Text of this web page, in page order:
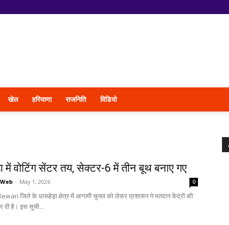
खेल हरियाणा राजनिति विडियो
में वोटिंग सेंटर तय, सेक्टर-6 में तीन बूथ बनाए गए
- May 1, 2026 0
जिले के धारूहेड़ा क्षेत्र में आगामी चुनाव को लेकर प्रशासन ने मतदान केंद्रों की
दी है। इस सूची...